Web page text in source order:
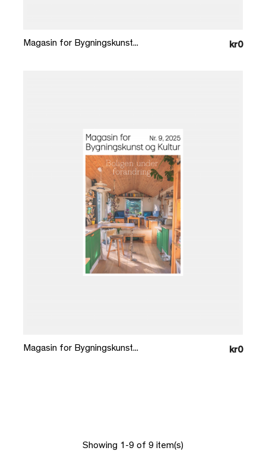
Magasin for Bygningskunst... kr0
Magasin for Bygningskunst... kr0
Showing 1-9 of 9 item(s)